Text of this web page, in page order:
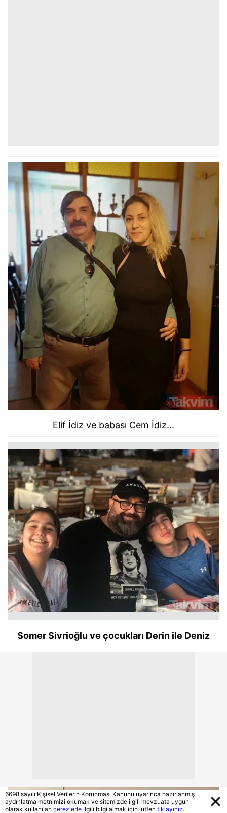
Elif İdiz ve babası Cem İdiz...
Somer Sivrioğlu ve çocukları Derin ile Deniz
6698 sayılı Kişisel Verilerin Korunması Kanunu uyarınca hazırlanmış
aydınlatma metnimizi okumak ve sitemizde ilgili mevzuata uygun
olarak kullanılan çerezlerle ilgili bilgi almak için lütfen tıklayınız.